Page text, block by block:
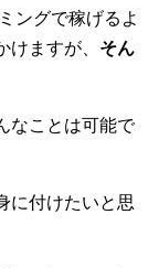
ングで稼げるよ
ますが、 そん
なことは可能で
に付けたいと思